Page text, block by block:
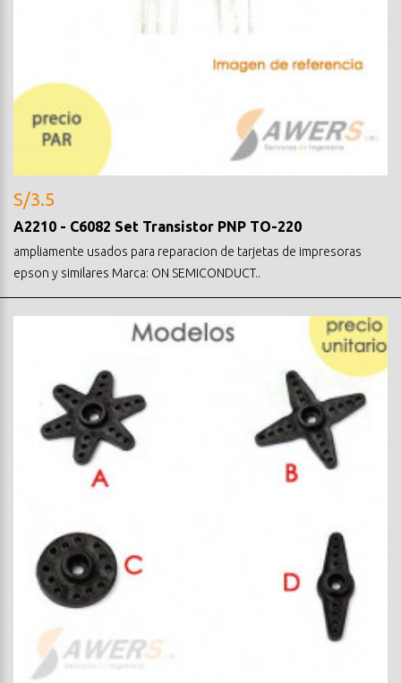
S/3.5
A2210 - C6082 Set Transistor PNP TO-220
ampliamente usados para reparacion de tarjetas de impresoras
epson y similares Marca: ON SEMICONDUCT..